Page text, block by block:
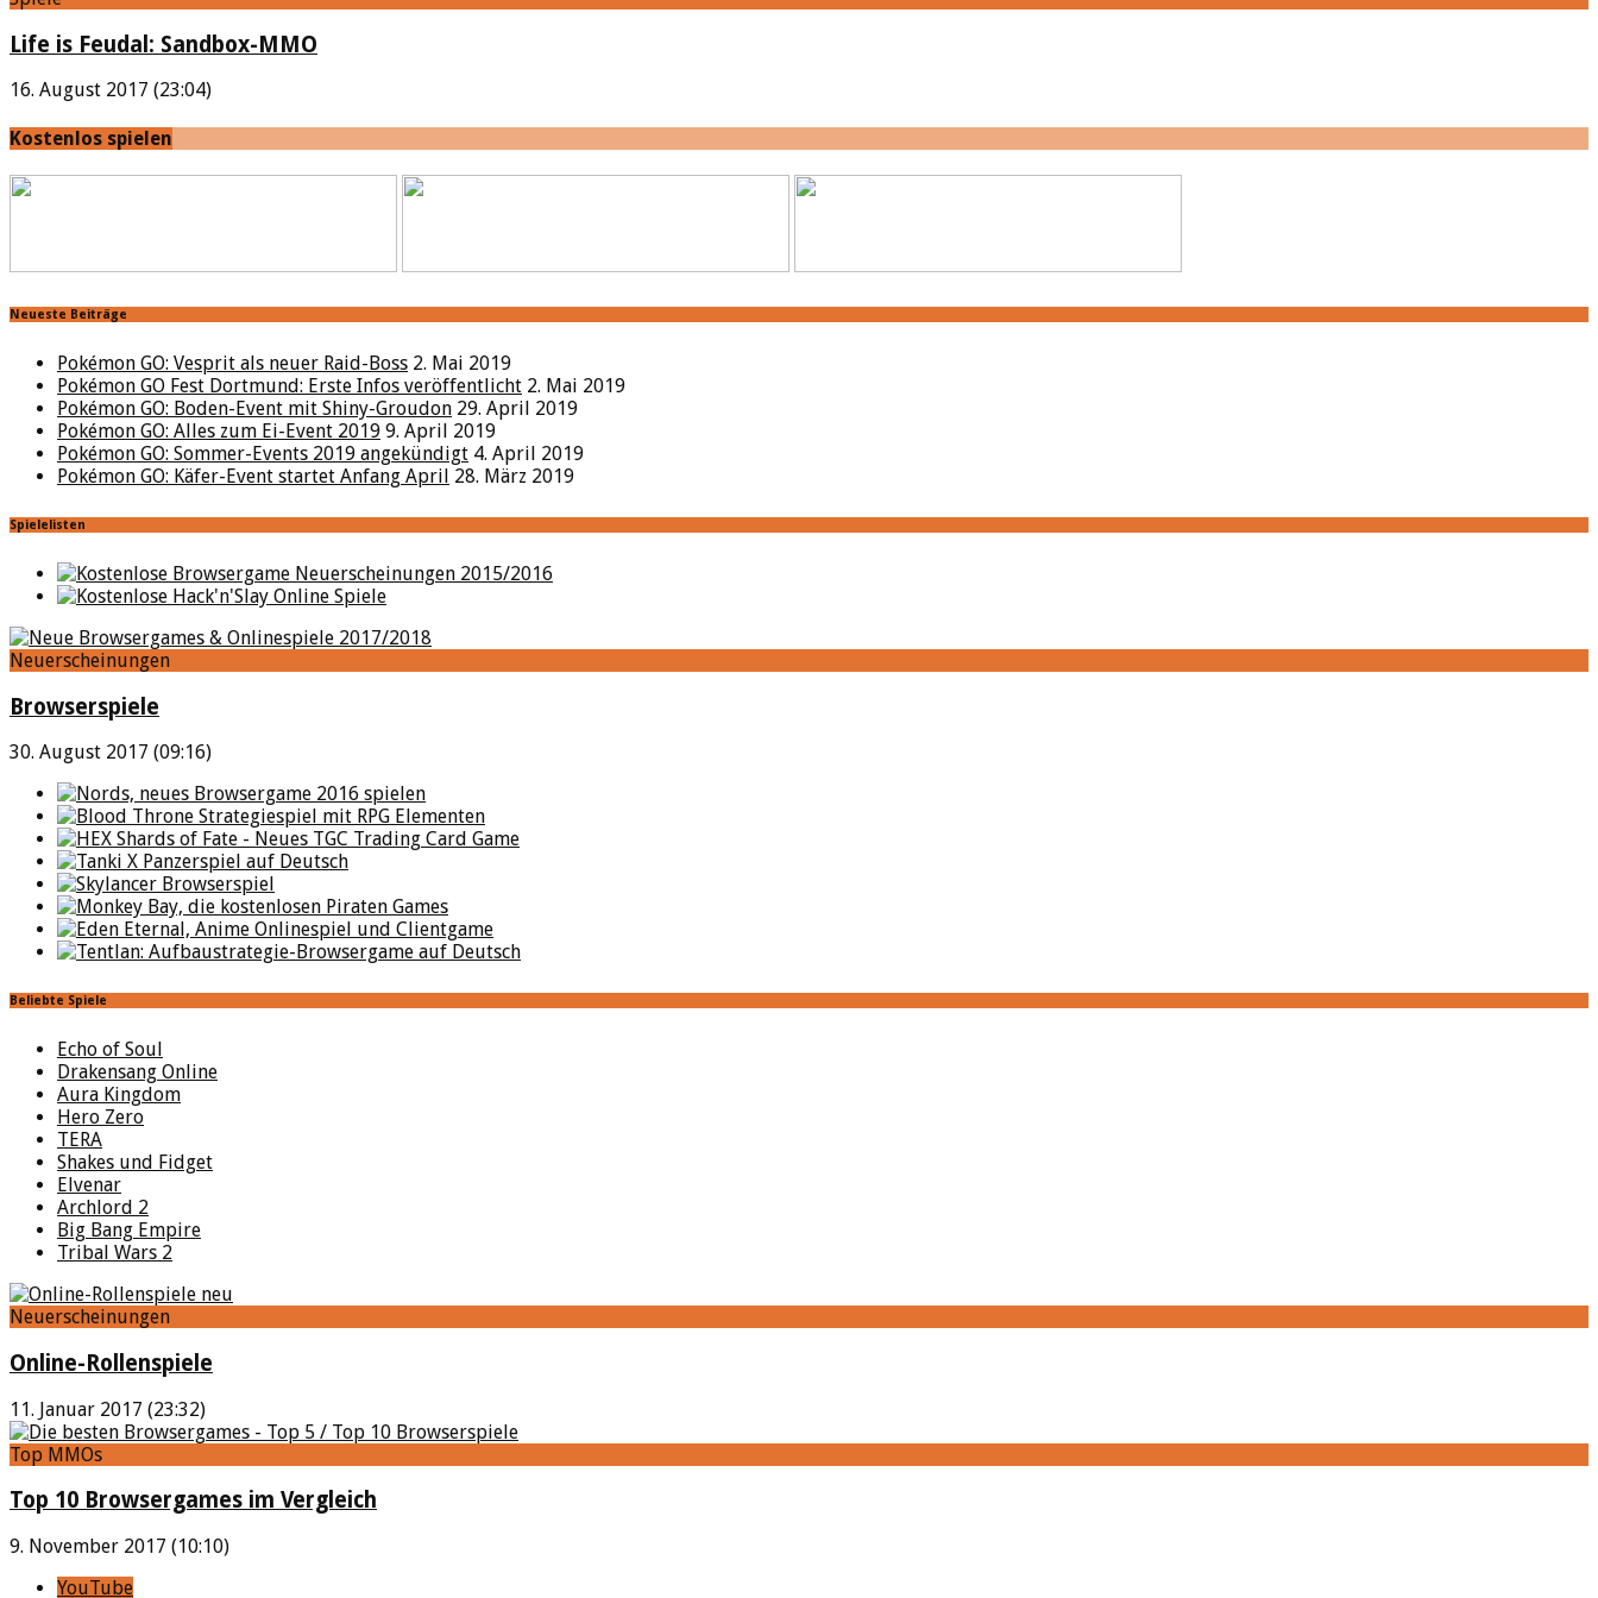
Life is Feudal: Sandbox-MMO
16. August 2017 (23:04)
Kostenlos spielen
Neueste Beiträge
Pokémon GO: Vesprit als neuer Raid-Boss 2. Mai 2019
Pokémon GO Fest Dortmund: Erste Infos veröffentlicht 2. Mai 2019
Pokémon GO: Boden-Event mit Shiny-Groudon 29. April 2019
Pokémon GO: Alles zum Ei-Event 2019 9. April 2019
Pokémon GO: Sommer-Events 2019 angekündigt 4. April 2019
Pokémon GO: Käfer-Event startet Anfang April 28. März 2019
Spielelisten
Neuerscheinungen
Browserspiele
30. August 2017 (09:16)
Beliebte Spiele
Echo of Soul
Drakensang Online
Aura Kingdom
Hero Zero
TERA
Shakes und Fidget
Elvenar
Archlord 2
Big Bang Empire
Tribal Wars 2
Neuerscheinungen
Online-Rollenspiele
11. Januar 2017 (23:32)
Top MMOs
Top 10 Browsergames im Vergleich
9. November 2017 (10:10)
YouTube